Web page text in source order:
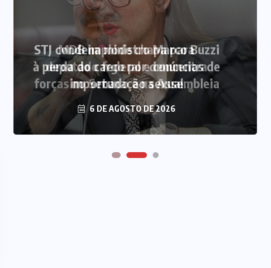
MDB implode chapa para
deputado federal e concentra
forças no Senado e na Assembleia
6 DE AGOSTO DE 2026